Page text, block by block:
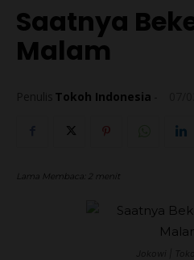
Saatnya
Malam
Tokoh Indonesia
Lama Membaca: 2 menit